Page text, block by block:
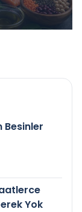
Besinler
Yok